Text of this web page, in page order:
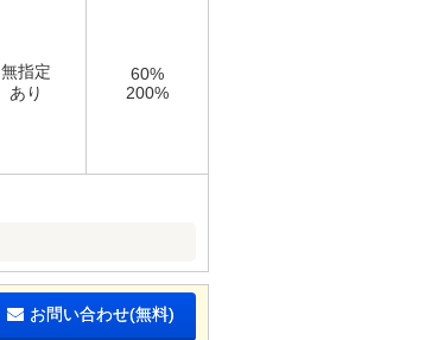
無指定
あり
60%
200%
お問い合わせ(無料)